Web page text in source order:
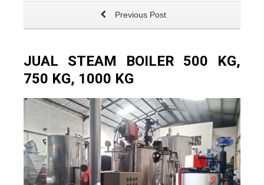
Previous Post
JUAL STEAM BOILER 500 KG,
750 KG, 1000 KG